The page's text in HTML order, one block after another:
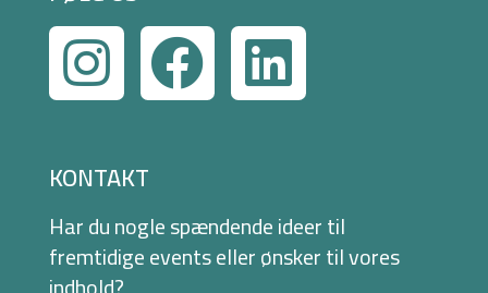
KONTAKT
Har du nogle spændende ideer til
fremtidige events eller ønsker til vores